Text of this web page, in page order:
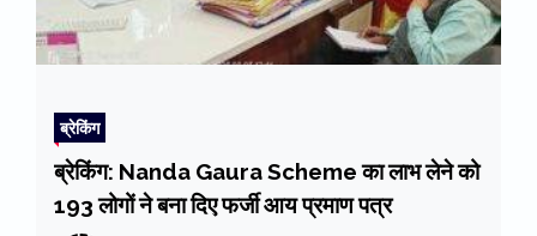
ब्रेकिंग
ब्रेकिंग: Nanda Gaura Scheme का लाभ लेने को
193 लोगों ने बना दिए फर्जी आय प्रमाण पत्र